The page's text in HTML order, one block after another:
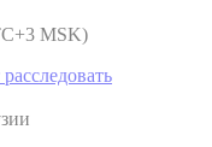
MSK)